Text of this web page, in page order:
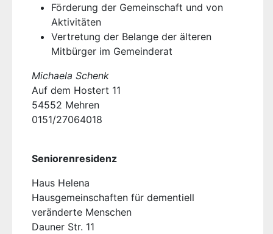
Förderung der Gemeinschaft und von
Aktivitäten
Vertretung der Belange der älteren
Mitbürger im Gemeinderat
Michaela Schenk
Auf dem Hostert 11
54552 Mehren
0151/27064018
Seniorenresidenz
Haus Helena
Hausgemeinschaften für dementiell
veränderte Menschen
Dauner Str. 11